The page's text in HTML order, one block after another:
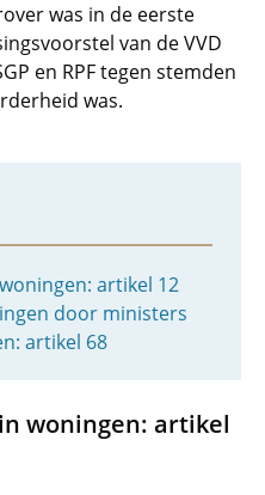
was in de eerste
van de VVD
en RPF tegen stemden
was.
artikel 12
door ministers
artikel 68
woningen: artikel